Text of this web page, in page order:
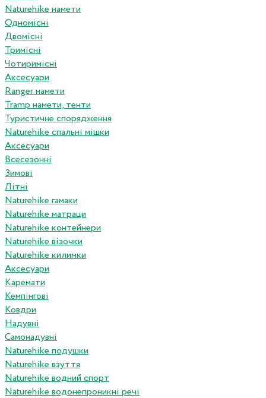
Naturehike намети
Одномісні
Двомісні
Тримісні
Чотиримісні
Аксесуари
Ranger намети
Tramp намети, тенти
Туристичне спорядження
Naturehike спальні мішки
Аксесуари
Всесезонні
Зимові
Літні
Naturehike гамаки
Naturehike матраци
Naturehike контейнери
Naturehike візочки
Naturehike килимки
Аксесуари
Каремати
Кемпінгові
Ковдри
Надувні
Самонадувні
Naturehike подушки
Naturehike взуття
Naturehike водний спорт
Naturehike водонепроникні речі